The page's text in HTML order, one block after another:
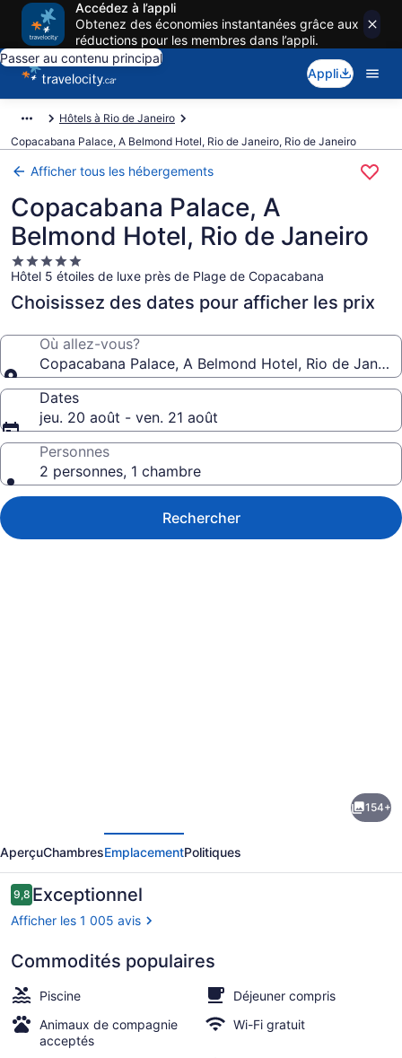
Accédez à l’appli
Obtenez des économies instantanées grâce aux
réductions pour les membres dans l’appli.
Passer au contenu principal
Appli
Hôtels à Rio de Janeiro
Copacabana Palace, A Belmond Hotel, Rio de Janeiro, Rio de Janeiro
Afficher tous les hébergements
Copacabana Palace, A
Belmond Hotel, Rio de Janeiro
Hébergement
5.0 étoiles
Hôtel 5 étoiles de luxe près de Plage de Copacabana
Choisissez des dates pour afficher les prix
Où allez-vous?
Copacabana Palace, A Belmond Hotel, Rio de
Dates
jeu. 20 août - ven. 21 août
Personnes
2 personnes, 1 chambre
Rechercher
Copacabana
Palace,
A
Belmond
Rio
de
Janeiro
Piscine extérieure, accès possible
154+
AperçuChambresEmplacementPolitiques
Avis
9,89,8 sur 10 –
Exceptionnel
Afficher les 1 005 avis
Commodités populaires
Piscine
Déjeuner compris
Animaux de compagnie
acceptés
Wi-Fi gratuit